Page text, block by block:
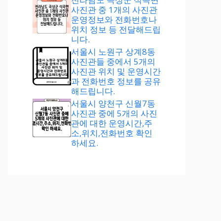
사진관 중 1개의 사진관
운영정보와 전화번호나
위치 정보 등 전달해드립
니다.
서울시 노원구 상계8동
사진관들 중에서 5개의
사진관 위치 및 운영시간
과 전화번호 정보를 공유
해드립니다.
서울시 양천구 신월7동
사진관 중에 5개의 사진
관에 대한 운영시간,주
소,위치,전화번호 확인
하세요.